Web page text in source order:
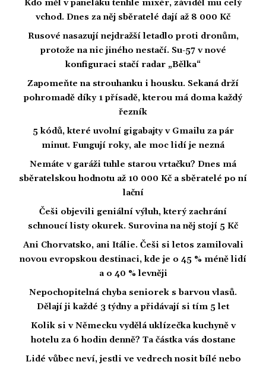
Kdo měl v paneláku tenhle mixér, záviděl mu celý
vchod. Dnes za něj sběratelé dají až 8 000 Kč
Rusové nasazují nejdražší letadlo proti dronům,
protože na nic jiného nestačí. Su-57 v nové
konfiguraci stačí radar „Bělka“
Zapomeňte na strouhanku i housku. Sekaná drží
pohromadě díky 1 přísadě, kterou má doma každý
řezník
5 kódů, které uvolní gigabajty v Gmailu za pár
minut. Fungují roky, ale moc lidí je nezná
Nemáte v garáži tuhle starou vrtačku? Dnes má
sběratelskou hodnotu až 10 000 Kč a sběratelé po ní
lační
Češi objevili geniální výluh, který zachrání
schnoucí listy okurek. Surovina na něj stojí 5 Kč
Ani Chorvatsko, ani Itálie. Češi si letos zamilovali
novou evropskou destinaci, kde je o 45 % méně lidí
a o 40 % levněji
Nepochopitelná chyba seniorek s barvou vlasů.
Dělají ji každé 3 týdny a přidávají si tím 5 let
Kolik si v Německu vydělá uklízečka kuchyně v
hotelu za 6 hodin denně? Ta částka vás dostane
Lidé vůbec neví, jestli ve vedrech nosit bílé nebo